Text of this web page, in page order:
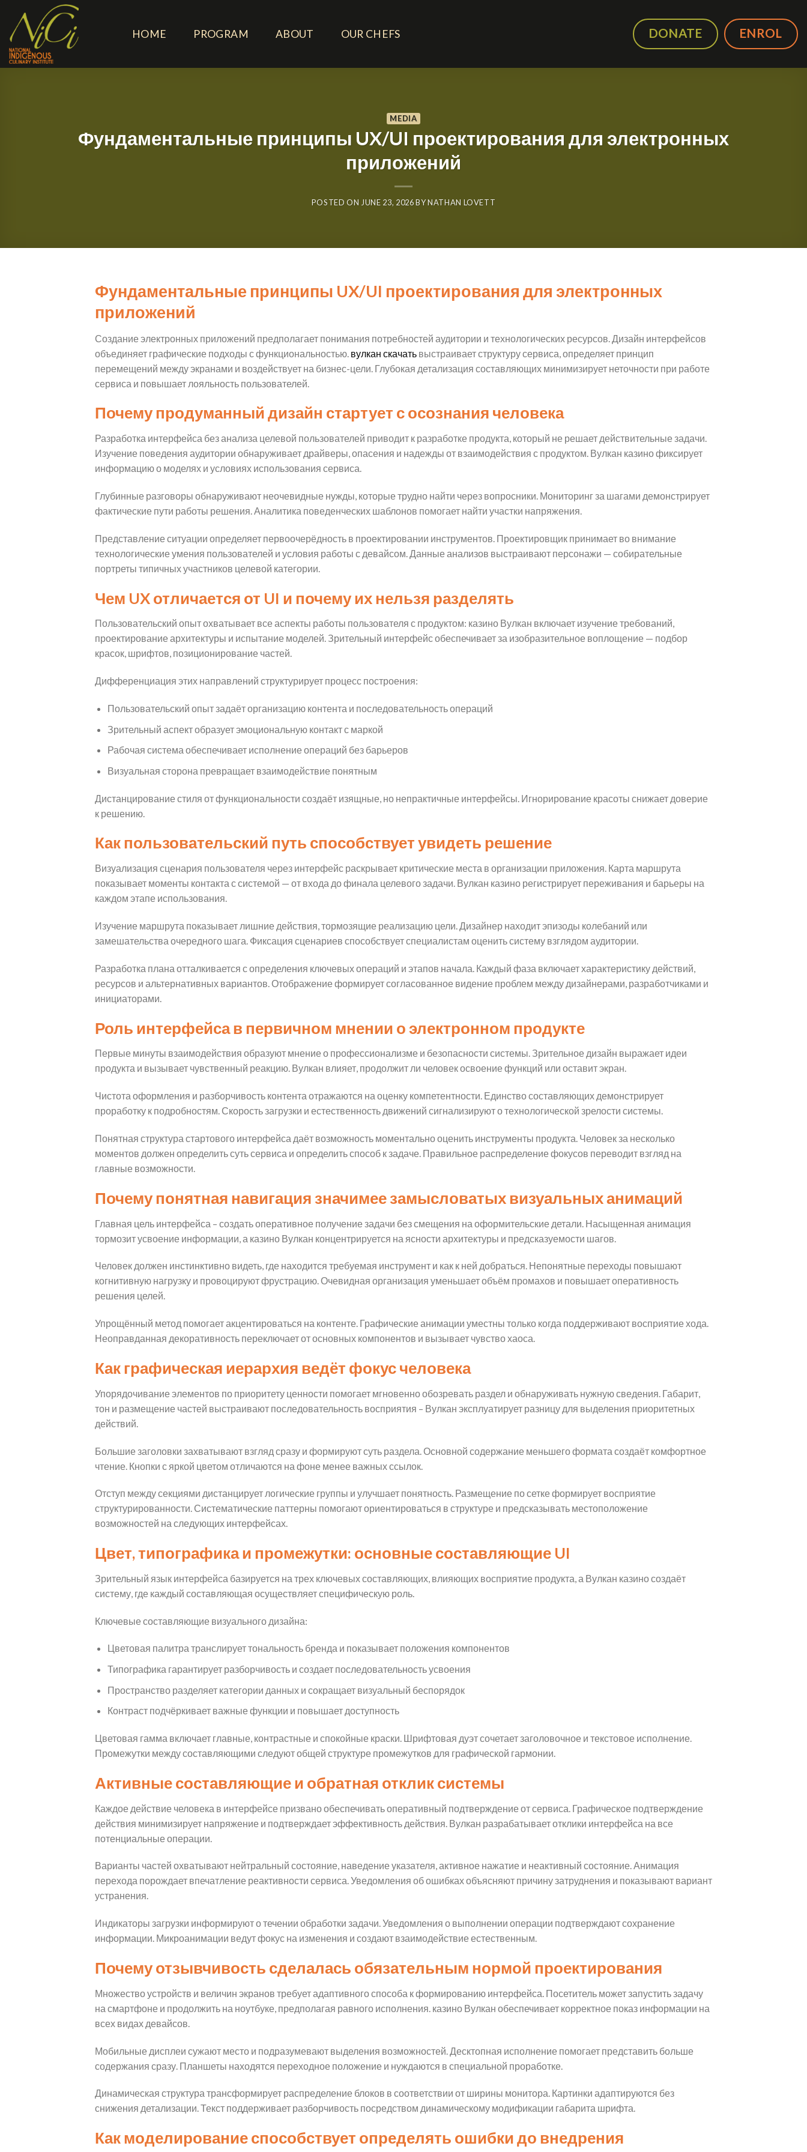
content
HOME PROGRAM ABOUT OUR CHEFS DONATE ENROL
MEDIA
Фундаментальные принципы UX/UI проектирования для электронных
приложений
POSTED ON JUNE 23, 2026BYNATHAN LOVETT
Фундаментальные принципы UX/UI проектирования для электронных
приложений
Создание электронных приложений предполагает понимания потребностей аудитории и технологических ресурсов. Дизайн интерфейсов
объединяет графические подходы с функциональностью. вулкан скачатьвыстраивает структуру сервиса, определяет принцип
перемещений между экранами и воздействует на бизнес-цели. Глубокая детализация составляющих минимизирует неточности при работе
сервиса и повышает лояльность пользователей.
Почему продуманный дизайн стартует с осознания человека
Разработка интерфейса без анализа целевой пользователей приводит к разработке продукта, который не решает действительные задачи.
Изучение поведения аудитории обнаруживает драйверы, опасения и надежды от взаимодействия с продуктом. Вулкан казино фиксирует
информацию о моделях и условиях использования сервиса.
Глубинные разговоры обнаруживают неочевидные нужды, которые трудно найти через вопросники. Мониторинг за шагами демонстрирует
фактические пути работы решения. Аналитика поведенческих шаблонов помогает найти участки напряжения.
Представление ситуации определяет первоочерёдность в проектировании инструментов. Проектировщик принимает во внимание
технологические умения пользователей и условия работы с девайсом. Данные анализов выстраивают персонажи — собирательные
портреты типичных участников целевой категории.
Чем UX отличается от UI и почему их нельзя разделять
Пользовательский опыт охватывает все аспекты работы пользователя с продуктом: казино Вулкан включает изучение требований,
проектирование архитектуры и испытание моделей. Зрительный интерфейс обеспечивает за изобразительное воплощение — подбор
красок, шрифтов, позиционирование частей.
Дифференциация этих направлений структурирует процесс построения:
Пользовательский опыт задаёт организацию контента и последовательность операций
Зрительный аспект образует эмоциональную контакт с маркой
Рабочая система обеспечивает исполнение операций без барьеров
Визуальная сторона превращает взаимодействие понятным
Дистанцирование стиля от функциональности создаёт изящные, но непрактичные интерфейсы. Игнорирование красоты снижает доверие
к решению.
Как пользовательский путь способствует увидеть решение
Визуализация сценария пользователя через интерфейс раскрывает критические места в организации приложения. Карта маршрута
показывает моменты контакта с системой — от входа до финала целевого задачи. Вулкан казино регистрирует переживания и барьеры на
каждом этапе использования.
Изучение маршрута показывает лишние действия, тормозящие реализацию цели. Дизайнер находит эпизоды колебаний или
замешательства очередного шага. Фиксация сценариев способствует специалистам оценить систему взглядом аудитории.
Разработка плана отталкивается с определения ключевых операций и этапов начала. Каждый фаза включает характеристику действий,
ресурсов и альтернативных вариантов. Отображение формирует согласованное видение проблем между дизайнерами, разработчиками и
инициаторами.
Роль интерфейса в первичном мнении о электронном продукте
Первые минуты взаимодействия образуют мнение о профессионализме и безопасности системы. Зрительное дизайн выражает идеи
продукта и вызывает чувственный реакцию. Вулкан влияет, продолжит ли человек освоение функций или оставит экран.
Чистота оформления и разборчивость контента отражаются на оценку компетентности. Единство составляющих демонстрирует
проработку к подробностям. Скорость загрузки и естественность движений сигнализируют о технологической зрелости системы.
Понятная структура стартового интерфейса даёт возможность моментально оценить инструменты продукта. Человек за несколько
моментов должен определить суть сервиса и определить способ к задаче. Правильное распределение фокусов переводит взгляд на
главные возможности.
Почему понятная навигация значимее замысловатых визуальных анимаций
Главная цель интерфейса – создать оперативное получение задачи без смещения на оформительские детали. Насыщенная анимация
тормозит усвоение информации, а казино Вулкан концентрируется на ясности архитектуры и предсказуемости шагов.
Человек должен инстинктивно видеть, где находится требуемая инструмент и как к ней добраться. Непонятные переходы повышают
когнитивную нагрузку и провоцируют фрустрацию. Очевидная организация уменьшает объём промахов и повышает оперативность
решения целей.
Упрощённый метод помогает акцентироваться на контенте. Графические анимации уместны только когда поддерживают восприятие хода.
Неоправданная декоративность переключает от основных компонентов и вызывает чувство хаоса.
Как графическая иерархия ведёт фокус человека
Упорядочивание элементов по приоритету ценности помогает мгновенно обозревать раздел и обнаруживать нужную сведения. Габарит,
тон и размещение частей выстраивают последовательность восприятия – Вулкан эксплуатирует разницу для выделения приоритетных
действий.
Большие заголовки захватывают взгляд сразу и формируют суть раздела. Основной содержание меньшего формата создаёт комфортное
чтение. Кнопки с яркой цветом отличаются на фоне менее важных ссылок.
Отступ между секциями дистанцирует логические группы и улучшает понятность. Размещение по сетке формирует восприятие
структурированности. Систематические паттерны помогают ориентироваться в структуре и предсказывать местоположение
возможностей на следующих интерфейсах.
Цвет, типографика и промежутки: основные составляющие UI
Зрительный язык интерфейса базируется на трех ключевых составляющих, влияющих восприятие продукта, а Вулкан казино создаёт
систему, где каждый составляющая осуществляет специфическую роль.
Ключевые составляющие визуального дизайна:
Цветовая палитра транслирует тональность бренда и показывает положения компонентов
Типографика гарантирует разборчивость и создает последовательность усвоения
Пространство разделяет категории данных и сокращает визуальный беспорядок
Контраст подчёркивает важные функции и повышает доступность
Цветовая гамма включает главные, контрастные и спокойные краски. Шрифтовая дуэт сочетает заголовочное и текстовое исполнение.
Промежутки между составляющими следуют общей структуре промежутков для графической гармонии.
Активные составляющие и обратная отклик системы
Каждое действие человека в интерфейсе призвано обеспечивать оперативный подтверждение от сервиса. Графическое подтверждение
действия минимизирует напряжение и подтверждает эффективность действия. Вулкан разрабатывает отклики интерфейса на все
потенциальные операции.
Варианты частей охватывают нейтральный состояние, наведение указателя, активное нажатие и неактивный состояние. Анимация
перехода порождает впечатление реактивности сервиса. Уведомления об ошибках объясняют причину затруднения и показывают вариант
устранения.
Индикаторы загрузки информируют о течении обработки задачи. Уведомления о выполнении операции подтверждают сохранение
информации. Микроанимации ведут фокус на изменения и создают взаимодействие естественным.
Почему отзывчивость сделалась обязательным нормой проектирования
Множество устройств и величин экранов требует адаптивного способа к формированию интерфейса. Посетитель может запустить задачу
на смартфоне и продолжить на ноутбуке, предполагая равного исполнения. казино Вулкан обеспечивает корректное показ информации на
всех видах девайсов.
Мобильные дисплеи сужают место и подразумевают выделения возможностей. Десктопная исполнение помогает представить больше
содержания сразу. Планшеты находятся переходное положение и нуждаются в специальной проработке.
Динамическая структура трансформирует распределение блоков в соответствии от ширины монитора. Картинки адаптируются без
снижения детализации. Текст поддерживает разборчивость посредством динамическому модификации габарита шрифта.
Как моделирование способствует определять ошибки до внедрения